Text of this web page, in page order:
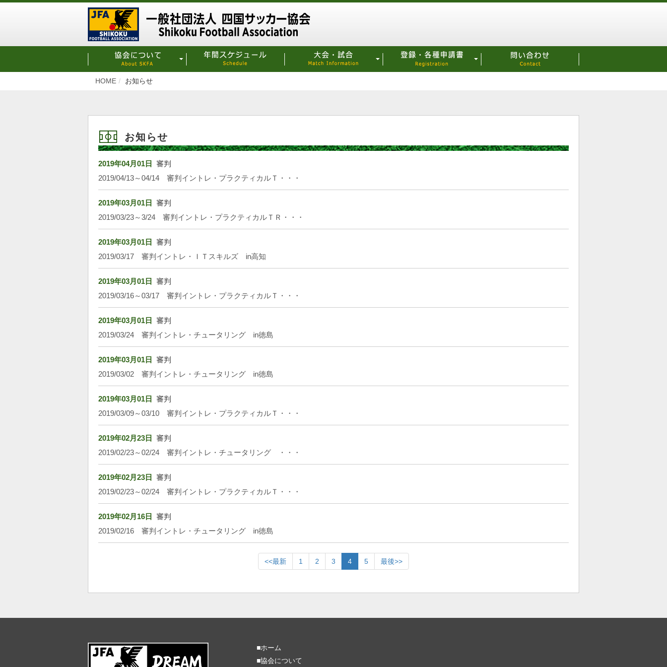
HOME お知らせ
お知らせ
2019年04月01日
審判
2019/04/13～04/14 審判イントレ・プラクティカルＴ・・・
2019年03月01日
審判
2019/03/23～3/24 審判イントレ・プラクティカルＴＲ・・・
2019年03月01日
審判
2019/03/17 審判イントレ・ＩＴスキルズ in高知
2019年03月01日
審判
2019/03/16～03/17 審判イントレ・プラクティカルＴ・・・
2019年03月01日
審判
2019/03/24 審判イントレ・チュータリング in徳島
2019年03月01日
審判
2019/03/02 審判イントレ・チュータリング in徳島
2019年03月01日
審判
2019/03/09～03/10 審判イントレ・プラクティカルＴ・・・
2019年02月23日
審判
2019/02/23～02/24 審判イントレ・チュータリング ・・・
2019年02月23日
審判
2019/02/23～02/24 審判イントレ・プラクティカルＴ・・・
2019年02月16日
審判
2019/02/16 審判イントレ・チュータリング in徳島
<<最新 1 2 3 4 5 最後>>
■ホーム
■協会について